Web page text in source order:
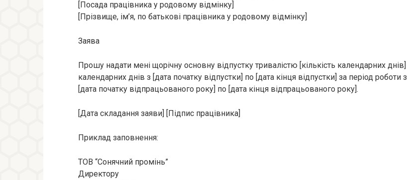
[Посада працівника у родовому відмінку]
[Прізвище, ім’я, по батькові працівника у родовому відмінку]
Заява
Прошу надати мені щорічну основну відпустку тривалістю [кількість календарних днів]
календарних днів з [дата початку відпустки] по [дата кінця відпустки] за період роботи з
[дата початку відпрацьованого року] по [дата кінця відпрацьованого року].
[Дата складання заяви] [Підпис працівника]
Приклад заповнення:
ТОВ “Сонячний промінь”
Директору